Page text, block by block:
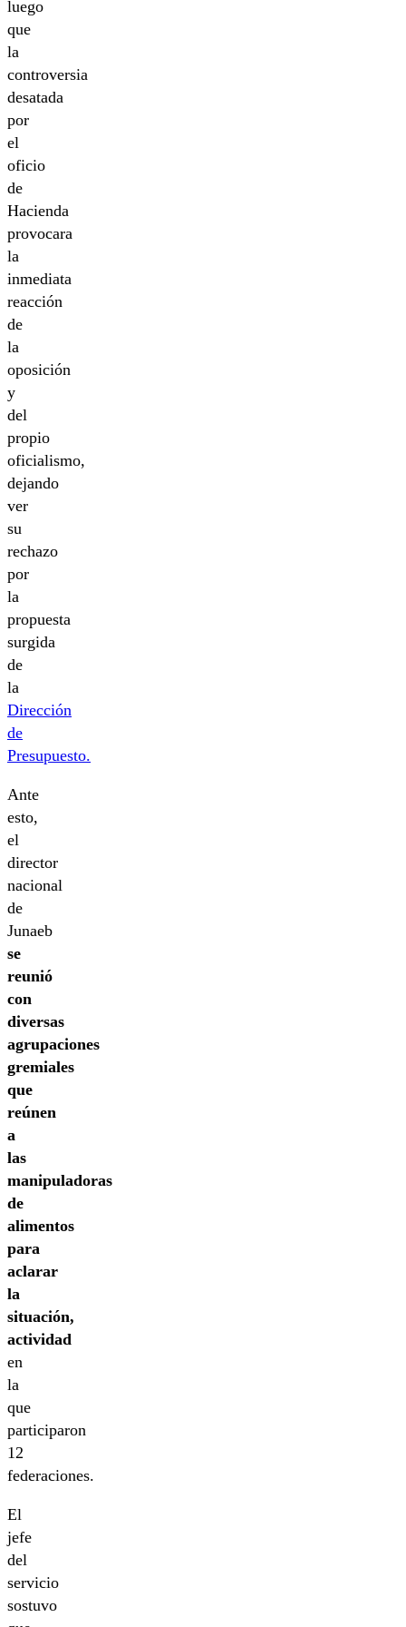
luego
que
la
controversia
desatada
por
el
oficio
de
Hacienda
provocara
la
inmediata
reacción
de
la
oposición
y
del
propio
oficialismo,
dejando
ver
su
rechazo
por
la
propuesta
surgida
de
la
Dirección
de
Presupuesto.
Ante
esto,
el
director
nacional
de
Junaeb
se
reunió
con
diversas
agrupaciones
gremiales
que
reúnen
a
las
manipuladoras
de
alimentos
para
aclarar
la
situación,
actividad
en
la
que
participaron
12
federaciones.
El
jefe
del
servicio
sostuvo